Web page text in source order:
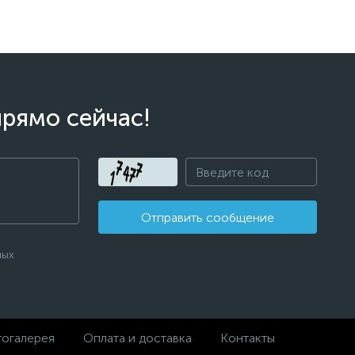
сейчас!
Отправить сообщение
Оплата и доставка Контакты